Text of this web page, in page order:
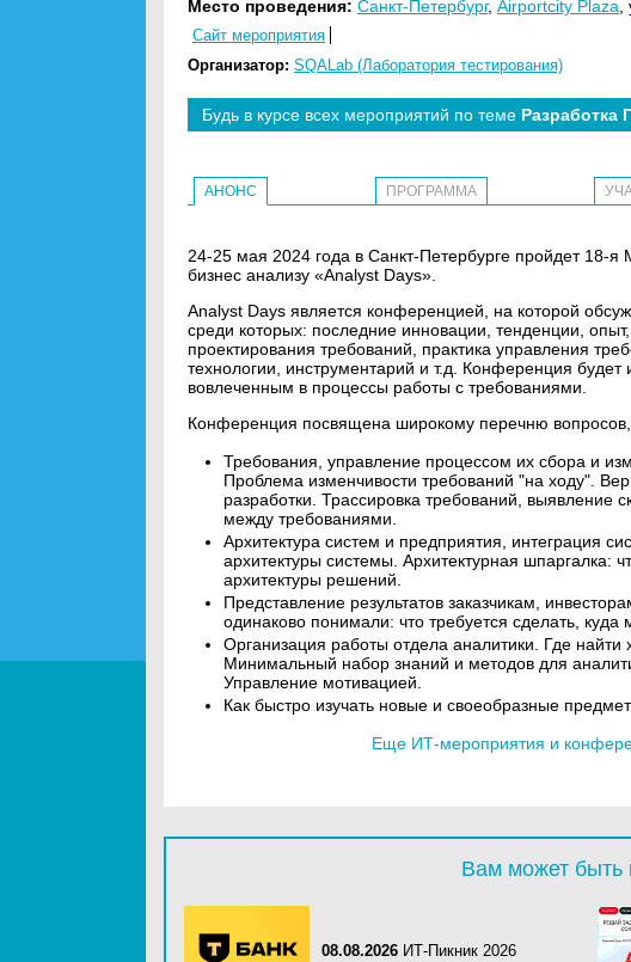
Место проведения: Санкт-Петербург, Airportcity Plaza
Сайт мероприятия
Организатор: SQALab (Лаборатория тестирования)
Будь в курсе всех мероприятий по теме Разработка
АНОНС ПРОГРАММА
24-25 мая 2024 года в Санкт-Петербурге пройдет 18-
бизнес анализу «Analyst Days».
Analyst Days является конференцией, на которой
среди которых: последние инновации, тенденции,
проектирования требований, практика управления
технологии, инструментарий и т.д. Конференция
вовлеченным в процессы работы с требованиями.
Конференция посвящена широкому перечню
Требования, управление процессом их сбора и
Проблема изменчивости требований "на ходу".
разработки. Трассировка требований, выявление
между требованиями.
Архитектура систем и предприятия, интеграция
архитектуры системы. Архитектурная шпаргалка:
архитектуры решений.
Представление результатов заказчикам,
одинаково понимали: что требуется сделать,
Организация работы отдела аналитики. Где найти
Минимальный набор знаний и методов для
Управление мотивацией.
Как быстро изучать новые и своеобразные
Еще ИТ-мероприятия и
Вам может быть
08.08.2026 ИТ-Пикник 2026